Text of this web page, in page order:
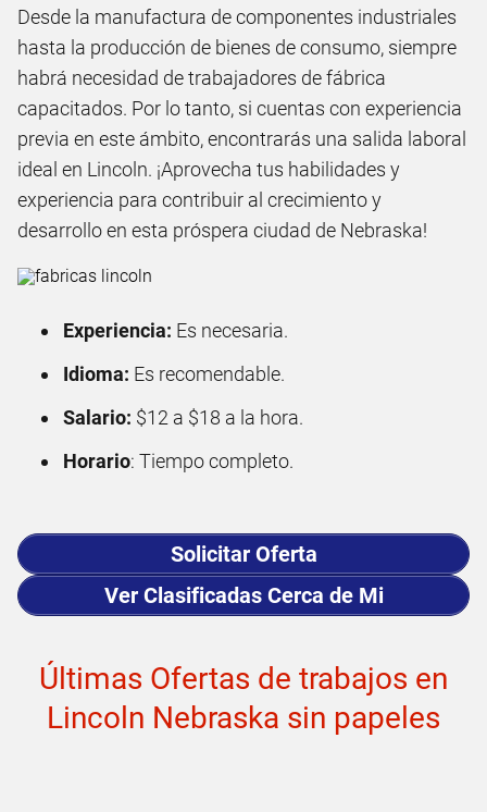
Desde la manufactura de componentes industriales
hasta la producción de bienes de consumo, siempre
habrá necesidad de trabajadores de fábrica
capacitados. Por lo tanto, si cuentas con experiencia
previa en este ámbito, encontrarás una salida laboral
ideal en Lincoln. ¡Aprovecha tus habilidades y
experiencia para contribuir al crecimiento y
desarrollo en esta próspera ciudad de Nebraska!
Experiencia: Es necesaria.
Idioma: Es recomendable.
Salario: $12 a $18 a la hora.
Horario: Tiempo completo.
Solicitar Oferta
Ver Clasificadas Cerca de Mi
Últimas Ofertas de trabajos en
Lincoln Nebraska sin papeles